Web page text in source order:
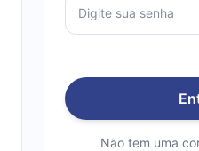
Não tem uma